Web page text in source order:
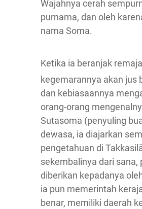
Wajahnya cerah
purnama, dan oleh
nama Soma.
Ketika ia beranjak
kegemarannya akan jus
dan kebiasaannya
orang-orang
Sutasoma (penyuling
dewasa, ia diajarkan
pengetahuan di
sekembalinya dari sana,
diberikan kepadanya
ia pun memerintah
benar, memiliki daerah